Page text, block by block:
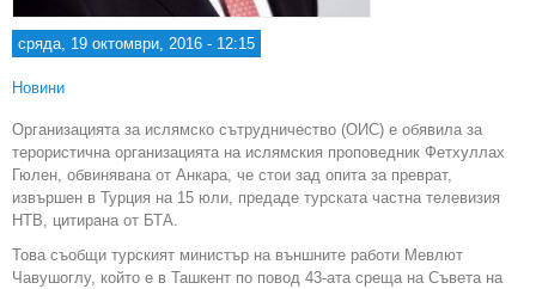
сряда, 19 октомври, 2016 - 12:15
Новини
Организацията за ислямско сътрудничество (ОИС) е обявила за
терористична организацията на ислямския проповедник Фетхуллах
Гюлен, обвинявана от Анкара, че стои зад опита за преврат,
извършен в Турция на 15 юли, предаде турската частна телевизия
НТВ, цитирана от БТА.
Това съобщи турският министър на външните работи Мевлют
Чавушоглу, който е в Ташкент по повод 43-ата среща на Съвета на